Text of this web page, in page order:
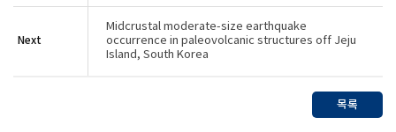
Next
Midcrustal moderate-size earthquake
occurrence in paleovolcanic structures off Jeju
Island, South Korea
목록